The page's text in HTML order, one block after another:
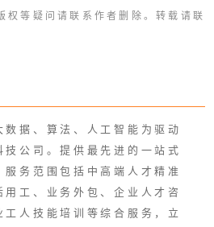
权等疑问请联系作者删除。转载请联
数据、算法、人工智能为驱动
技公司。提供最先进的一站式
服务范围包括中高端人才精准
工、业务外包、企业人才咨
人技能培训等综合服务，立